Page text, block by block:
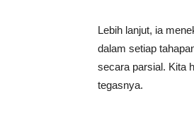
Lebih lanjut, ia
dalam setiap
secara parsial. Kita
tegasnya.